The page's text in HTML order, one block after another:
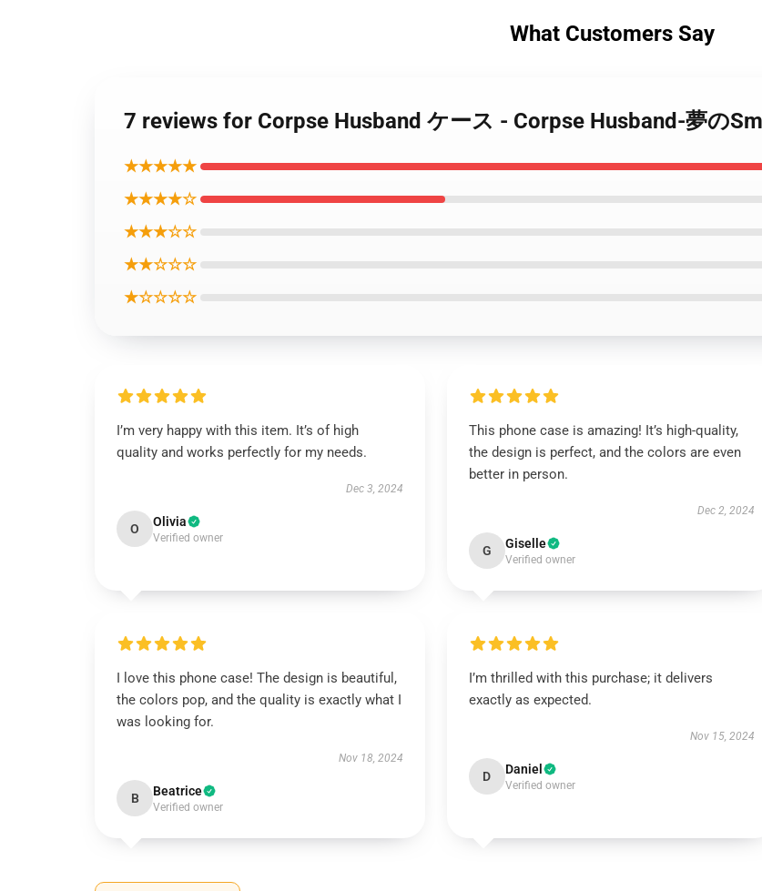
What Customers Say
7 reviews for Corpse Husband ケース - Corpse Husband-夢の
★★★★★
★★★★☆
★★★☆☆
★★☆☆☆
★☆☆☆☆
I’m very happy with this item. It’s of high
quality and works perfectly for my needs.
Dec 3, 2024
O Olivia
Verified owner
This phone case is amazing! It’s high-quality,
the design is perfect, and the colors are even
better in person.
Dec 2, 2024
G Giselle
Verified owner
I love this phone case! The design is beautiful,
the colors pop, and the quality is exactly what I
was looking for.
Nov 18, 2024
B Beatrice
Verified owner
I’m thrilled with this purchase; it delivers
exactly as expected.
Nov 15, 2024
D Daniel
Verified owner